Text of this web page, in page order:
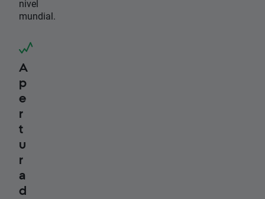
nivel
mundial.
A
p
e
r
t
u
r
a
d